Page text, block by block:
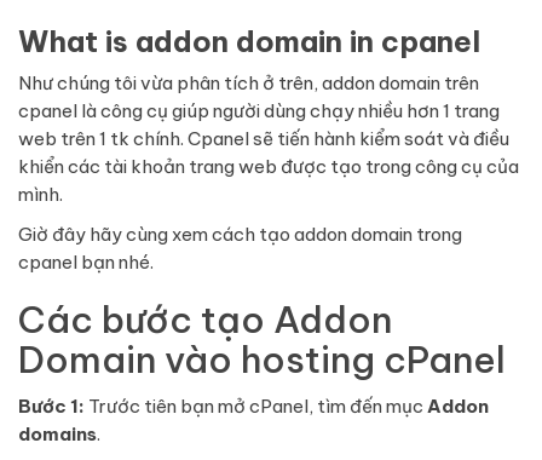
What is addon domain in cpanel
Như chúng tôi vừa phân tích ở trên, addon domain trên
cpanel là công cụ giúp người dùng chạy nhiều hơn 1 trang
web trên 1 tk chính. Cpanel sẽ tiến hành kiểm soát và điều
khiển các tài khoản trang web được tạo trong công cụ của
mình.
Giờ đây hãy cùng xem cách tạo addon domain trong
cpanel bạn nhé.
Các bước tạo Addon
Domain vào hosting cPanel
Bước 1: Trước tiên bạn mở cPanel, tìm đến mục Addon
domains.